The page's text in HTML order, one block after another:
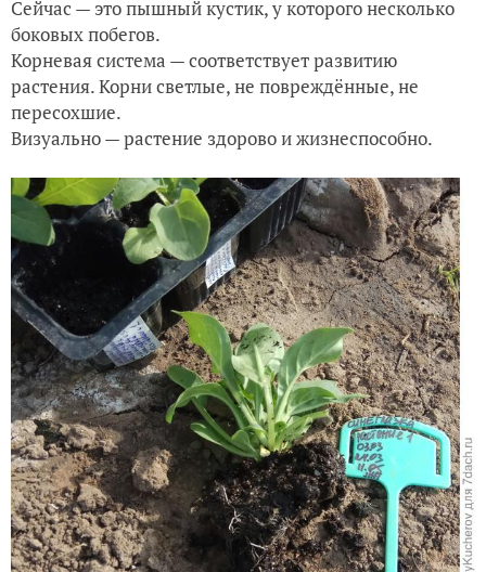
Сейчас — это пышный кустик, у которого несколько
боковых побегов.
Корневая система — соответствует развитию
растения. Корни светлые, не повреждённые, не
пересохшие.
Визуально — растение здорово и жизнеспособно.